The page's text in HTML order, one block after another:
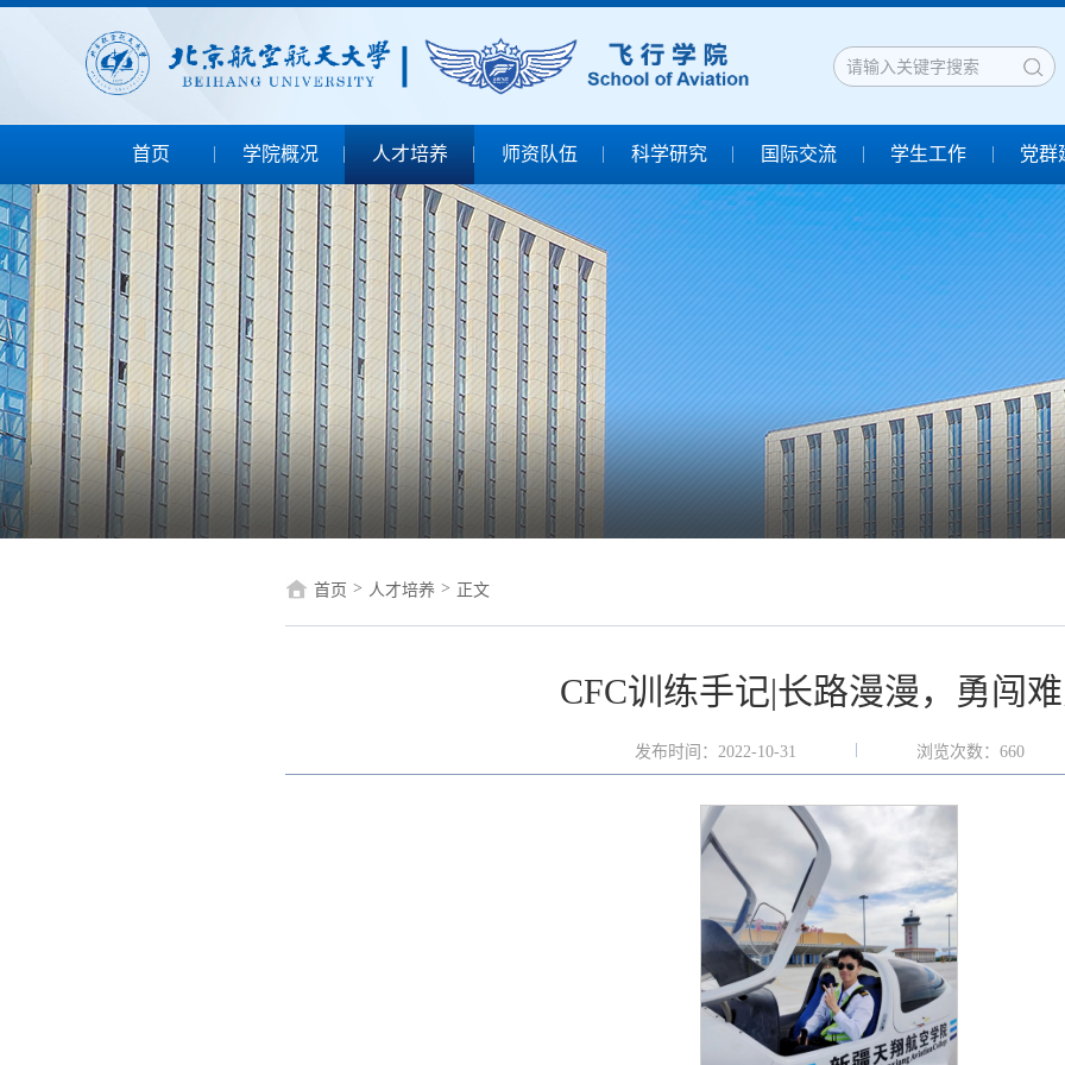
首页 学院概况 人才培养 师资队伍 科学研究 国际交流 学生工作 党群
首页 > 人才培养 > 正文
CFC训练手记|长路漫漫，勇闯
发布时间：2022-10-31 浏览次数： 660